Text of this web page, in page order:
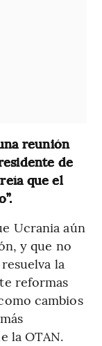
reunión
de
que el
Ucrania aún
y que no
la
reformas
cambios
la OTAN.